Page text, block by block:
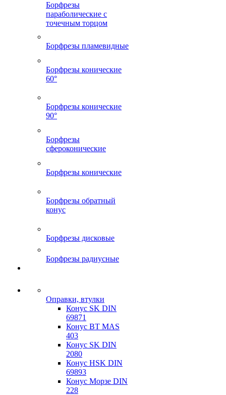
Борфрезы
параболические с
точечным торцом
Борфрезы пламевидные
Борфрезы конические
60°
Борфрезы конические
90°
Борфрезы
сфероконические
Борфрезы конические
Борфрезы обратный
конус
Борфрезы дисковые
Борфрезы радиусные
Оправки, втулки
Конус SK DIN
69871
Конус BT MAS
403
Конус SK DIN
2080
Конус HSK DIN
69893
Конус Морзе DIN
228